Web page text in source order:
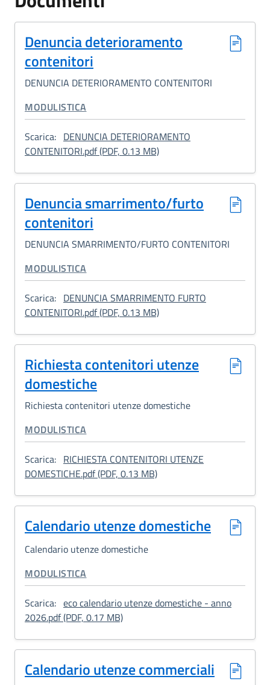
Denuncia deterioramento
contenitori
DENUNCIA DETERIORAMENTO CONTENITORI
CATEGORIA CORRELATA:
MODULISTICA
Scarica: DENUNCIA DETERIORAMENTO
CONTENITORI.pdf (PDF, 0.13 MB): Denuncia
Denuncia smarrimento/furto
contenitori
DENUNCIA SMARRIMENTO/FURTO CONTENITORI
CATEGORIA CORRELATA:
MODULISTICA
Scarica: DENUNCIA SMARRIMENTO FURTO
CONTENITORI.pdf (PDF, 0.13 MB): Denuncia smarrimento/
Richiesta contenitori utenze
domestiche
Richiesta contenitori utenze domestiche
CATEGORIA CORRELATA:
MODULISTICA
Scarica: RICHIESTA CONTENITORI UTENZE
DOMESTICHE.pdf (PDF, 0.13 MB): Richiesta contenitori
Calendario utenze domestiche
Calendario utenze domestiche
CATEGORIA CORRELATA:
MODULISTICA
Scarica: eco calendario utenze domestiche - anno
2026.pdf (PDF, 0.17 MB): Calendario utenze domestiche
Calendario utenze commerciali